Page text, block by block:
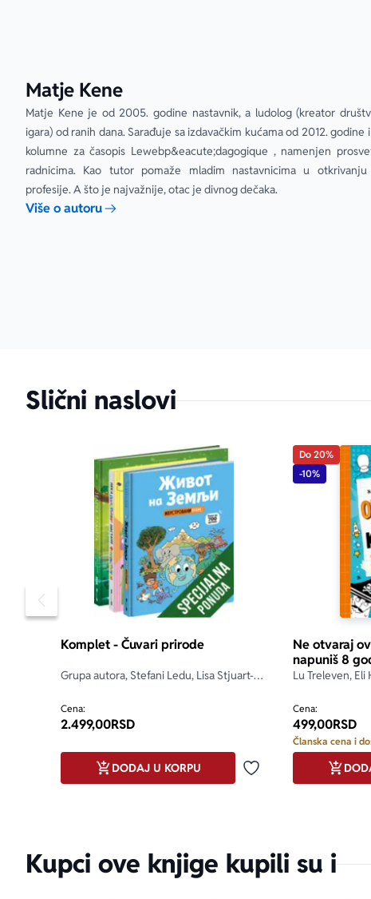
Matje Kene
Matje Kene je od 2005. godine nastavnik, a ludolog (kreator
igara) od ranih dana. Sarađuje sa izdavačkim kućama od 2012. godine
kolumne za časopis Lewebp&eacute;dagogique , namenjen
radnicima. Kao tutor pomaže mladim nastavnicima u
profesije. A što je najvažnije, otac je divnog dečaka.
Više o autoru
Slični naslovi
Pomeranje sadržaja slajdera u levo
Komplet - Čuvari prirode
Grupa autora, Stefani Ledu, Lisa Stjuart-
Cena:
2.499,00RSD
Dodaj u omiljene
DODAJ U KORPU
Do 20%
-10%
Ne otvaraj
napuniš 8
Lu Treleven, Eli
Cena:
499,00RSD
Članska cena i
Kupci ove knjige kupili su i